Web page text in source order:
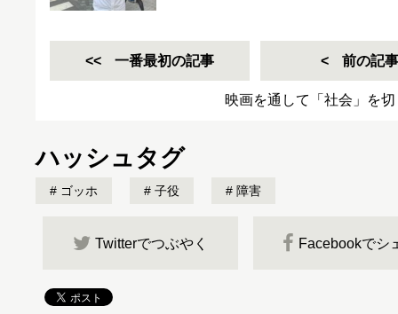
一番最初の記事 前の記事
映画を通して「社会」を
ハッシュタグ
ゴッホ 子役 障害
Twitterでつぶやく Facebookでシ